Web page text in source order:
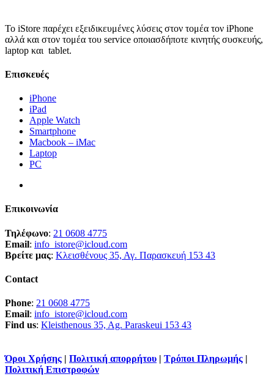
Το iStore παρέχει εξειδικευμένες λύσεις στον τομέα τον iPhone
αλλά και στον τομέα του service οποιασδήποτε κινητής συσκευής,
laptop και tablet.
Επισκευές
iPhone
iPad
Apple Watch
Smartphone
Macbook – iMac
Laptop
PC
Επικοινωνία
Τηλέφωνο: 21 0608 4775
Email: info_istore@icloud.com
Βρείτε μας: Κλεισθένους 35, Αγ. Παρασκευή 153 43
Contact
Phone: 21 0608 4775
Email: info_istore@icloud.com
Find us: Kleisthenous 35, Ag. Paraskeui 153 43
Όροι Χρήσης Πολιτική απορρήτου Τρόποι Πληρωμής
Πολιτική Επιστροφών